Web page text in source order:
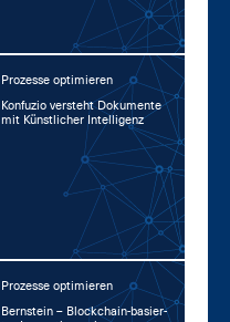
Prozesse optimieren
Kon­fu­zio ver­steht Do­ku­men­te
mit Künst­li­cher In­tel­li­genz
Prozesse optimieren
Bern­stein – Block­chain-ba­sier­